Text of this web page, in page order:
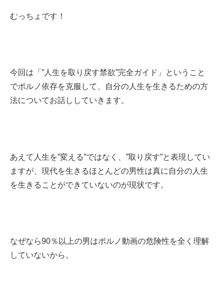
むっちょです！
今回は「”人生を取り戻す禁欲”完全ガイド」ということ
でポルノ依存を克服して、自分の人生を生きるための方
法についてお話ししていきます。
あえて人生を”変える”ではなく、”取り戻す”と表現してい
ますが、現代を生きるほとんどの男性は真に自分の人生
を生きることができていないのが現状です。
なぜなら90％以上の男はポルノ動画の危険性を全く理解
していないから。